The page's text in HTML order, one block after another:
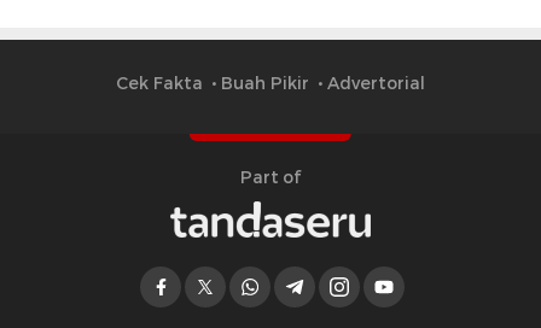
Cek Fakta Buah Pikir Advertorial
Part of